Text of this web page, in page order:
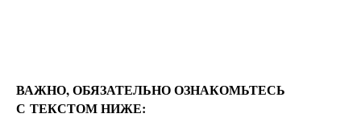
ВАЖНО, ОБЯЗАТЕЛЬНО ОЗНАКОМЬТЕСЬ
С ТЕКСТОМ НИЖЕ: